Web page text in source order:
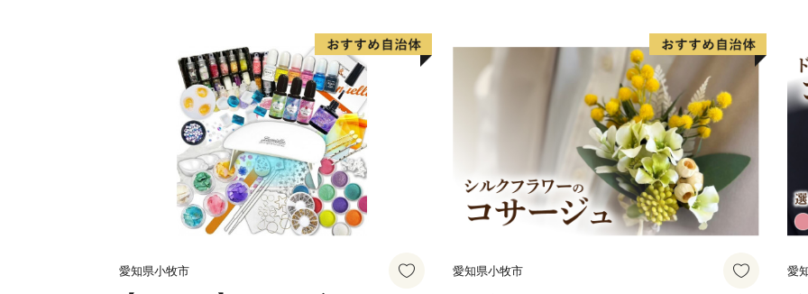
愛知県小牧市 愛知県小牧市 愛